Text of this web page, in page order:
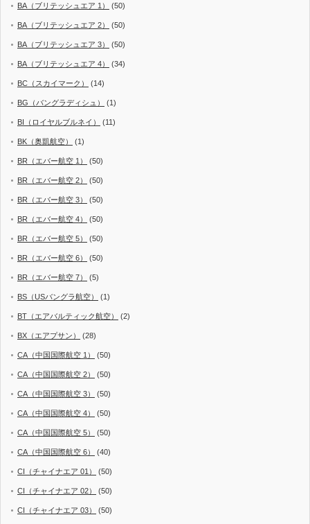
BA（ブリテッシュエア 1） (50)
BA（ブリテッシュエア 2） (50)
BA（ブリテッシュエア 3） (50)
BA（ブリテッシュエア 4） (34)
BC（スカイマーク） (14)
BG（バングラディシュ） (1)
BI（ロイヤルブルネイ） (11)
BK（奥凱航空） (1)
BR（エバー航空 1） (50)
BR（エバー航空 2） (50)
BR（エバー航空 3） (50)
BR（エバー航空 4） (50)
BR（エバー航空 5） (50)
BR（エバー航空 6） (50)
BR（エバー航空 7） (5)
BS（USバングラ航空） (1)
BT（エアバルティック航空） (2)
BX（エアプサン） (28)
CA（中国国際航空 1） (50)
CA（中国国際航空 2） (50)
CA（中国国際航空 3） (50)
CA（中国国際航空 4） (50)
CA（中国国際航空 5） (50)
CA（中国国際航空 6） (40)
CI（チャイナエア 01） (50)
CI（チャイナエア 02） (50)
CI（チャイナエア 03） (50)